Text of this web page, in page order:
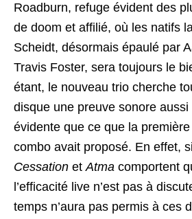
Roadburn, refuge évident des
de doom et affilié, où les natifs
Scheidt, désormais épaulé par
Travis Foster, sera toujours le
étant, le nouveau trio cherche
disque une preuve sonore
évidente que ce que la
combo avait proposé. En effet, si
Cessation etAtma comportent
l’efficacité live n’est pas à
temps n’aura pas permis à ces